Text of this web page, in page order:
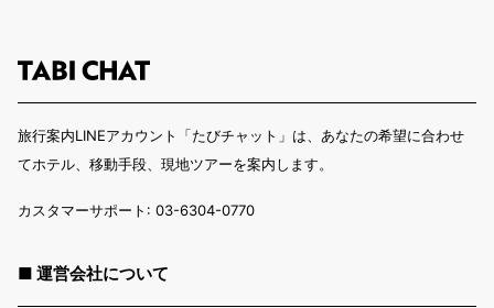
旅行案内LINEアカウント「たびチャット」は、あなたの希望に合わせ
てホテル、移動手段、現地ツアーを案内します。
カスタマーサポート: 03-6304-0770
■ 運営会社について